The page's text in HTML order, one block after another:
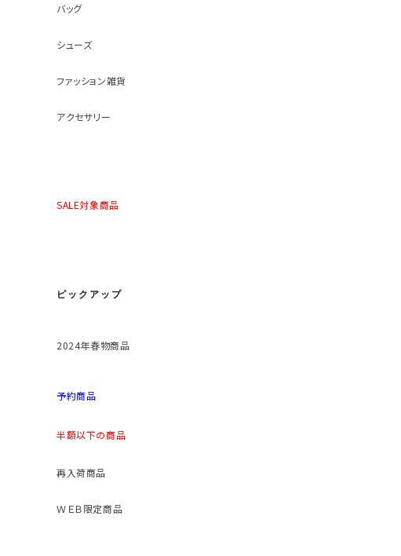
バッグ
シューズ
ファッション雑貨
アクセサリー
SALE対象商品
ピックアップ
2024年春物商品
予約商品
半額以下の商品
再入荷商品
ＷＥＢ限定商品